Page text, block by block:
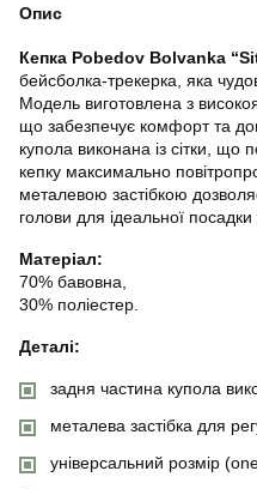
Опис
Кепка Pobedov Bolvanka
бейсболка-трекерка, яка
Модель виготовлена з
що забезпечує комфорт та
купола виконана із сітки, що
кепку максимально
металевою застібкою
голови для ідеальної
Матеріал:
70% бавовна,
30% поліестер.
Деталі:
задня частина купола
металева застібка для
універсальний розмір